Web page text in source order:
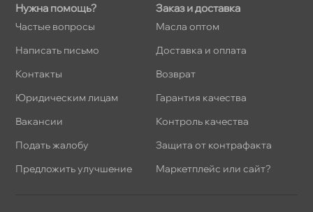
Нужна помощь?
Частые вопросы
Написать письмо
Контакты
Юридическим лицам
акансии
Подать жалобу
Предложить улучшение
Заказ и доставка
Масла оптом
Доставка и оплата
озврат
Гарантия качества
Контроль качества
Защита от контрафакта
Маркетплейс или сайт?